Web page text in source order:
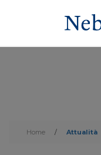
Home / Attualità